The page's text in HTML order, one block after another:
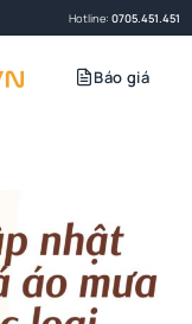
Hotline: 0705.451.451
Báo giá